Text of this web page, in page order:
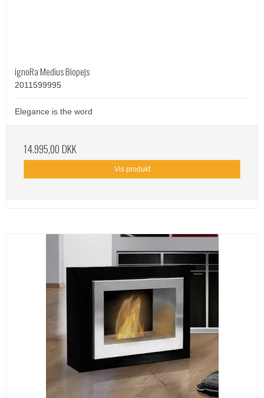
ignoRa Medius Biopejs
2011599995
Elegance is the word
14.995,00 DKK
Vis produkt